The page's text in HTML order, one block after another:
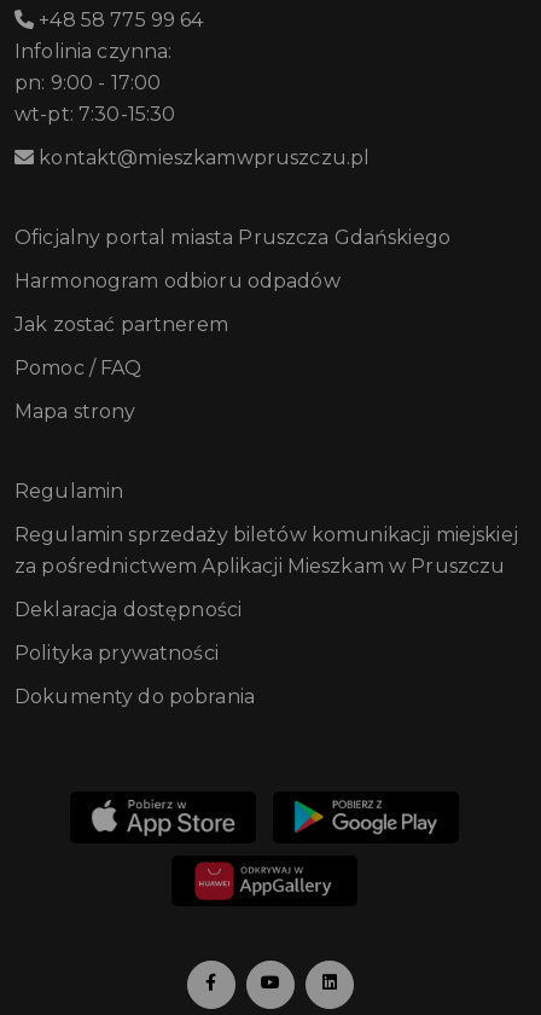
+48 58 775 99 64
Infolinia czynna:
pn: 9:00 - 17:00
wt-pt: 7:30-15:30
kontakt@mieszkamwpruszczu.pl
Oficjalny portal miasta Pruszcza Gdańskiego
Harmonogram odbioru odpadów
Jak zostać partnerem
Pomoc / FAQ
Mapa strony
Regulamin
Regulamin sprzedaży biletów komunikacji miejskiej
za pośrednictwem Aplikacji Mieszkam w Pruszczu
Deklaracja dostępności
Polityka prywatności
Dokumenty do pobrania